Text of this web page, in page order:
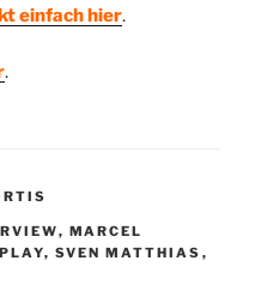
einfach hier.
.
, MARCEL
, SVEN MATTHIAS ,